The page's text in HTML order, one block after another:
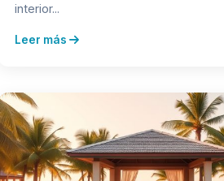
interior...
Leer más